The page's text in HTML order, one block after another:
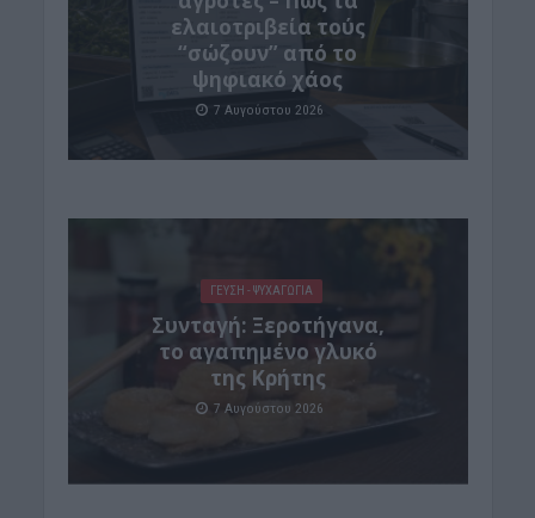
ελαιοτριβεία τούς
“σώζουν” από το
ψηφιακό χάος
7 Αυγούστου 2026
ΓΕΎΣΗ - ΨΥΧΑΓΩΓΊΑ
Συνταγή: Ξεροτήγανα,
το αγαπημένο γλυκό
της Κρήτης
7 Αυγούστου 2026